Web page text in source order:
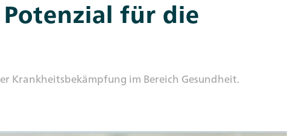
Kritische
Wissenschaftskooperationen
Europäische und
internationale
Berlin
für die
Krankheitsbekämpfung im Bereich Gesundheit.